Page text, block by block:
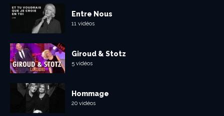
Entre Nous
11 vidéos
Giroud & Stotz
5 vidéos
Hommage
20 vidéos